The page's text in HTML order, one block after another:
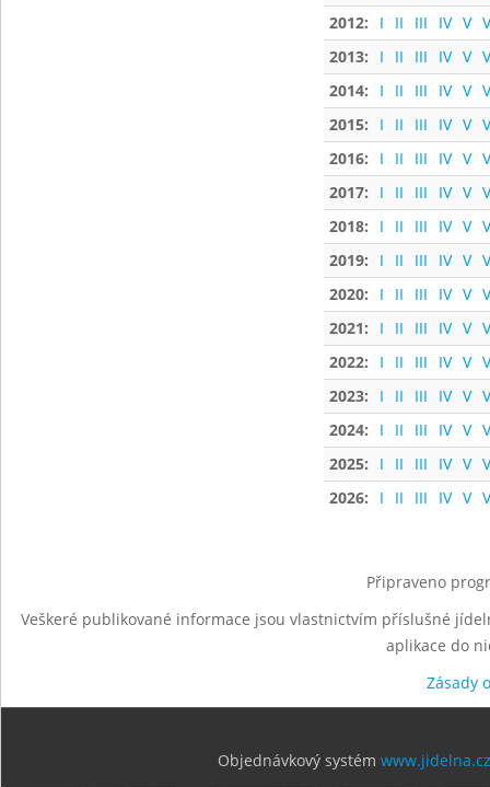
2012:
I II III IV V
2013:
I II III IV V
2014:
I II III IV V
2015:
I II III IV V
2016:
I II III IV V
2017:
I II III IV V
2018:
I II III IV V
2019:
I II III IV V
2020:
I II III IV V
2021:
I II III IV V
2022:
I II III IV V
2023:
I II III IV V
2024:
I II III IV V
2025:
I II III IV V
2026:
I II III IV V
Připraveno
Veškeré publikované informace jsou vlastnictvím příslušné
aplikace do
Zásady
Objednávkový systém www.jidelna.cz